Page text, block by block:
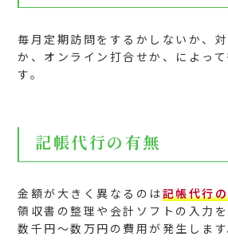
毎月定期訪問をするかしないか、
か、オンライン打合せか、によっ
す。
記帳代行の有無
金額が大きく異なるのは記帳代行
領収書の整理や会計ソフトの入力
数千円～数万円の費用が発生します